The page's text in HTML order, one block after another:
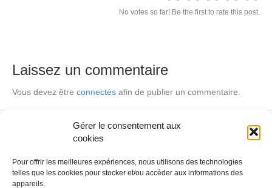
Gérer le consentement aux
cookies
Pour offrir les meilleures expériences, nous utilisons des technologies
telles que les cookies pour stocker et/ou accéder aux informations des
appareils.
No votes so far! Be the first to rate this post.
Laissez un commentaire
Vous devez être connectés afin de publier un commentaire.
© 2021 Coworkinglist.be